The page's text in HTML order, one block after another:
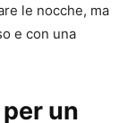
le nocche, ma
e con una
un